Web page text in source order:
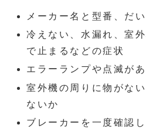
メーカー名と型番、だ
冷えない、水漏れ、室
で止まるなどの症状
エラーランプや点滅が
室外機の周りに物がな
ないか
ブレーカーを一度確認